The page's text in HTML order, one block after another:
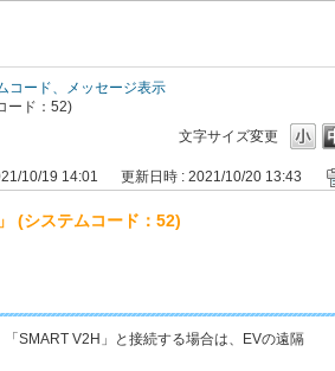
コード、メッセージ表示
ード：52)
文字サイズ変更
10/19 14:01 更新日時 : 2021/10/20 13:43
(システムコード：52)
SMART V2H」と接続する場合は、EVの遠隔